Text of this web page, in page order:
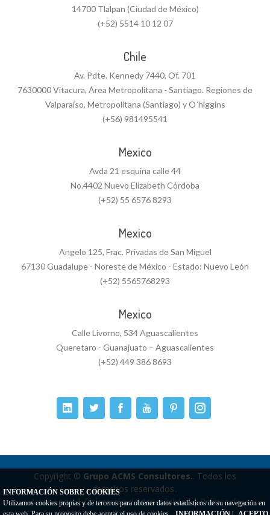
14700 Tlalpan (Ciudad de México)
(+52) 5514 10 12 07
Chile
Av. Pdte. Kennedy 7440, Of. 701
7630000 Vitacura, Área Metropolitana - Santiago. Regiones de
Valparaíso, Metropolitana (Santiago) y O´higgins
(+56) 981495541
Mexico
Avda 21 esquina calle 44
No.4402 Nuevo Elizabeth Córdoba
(+52) 55 6576 8293
Mexico
Angelo 125, Frac. Privadas de San Miguel
67130 Guadalupe - Noreste de México - Estado: Nuevo León
(+52) 5565768293
Mexico
Calle Livorno, 534 Aguascalientes
Queretaro - Guanajuato – Aguascalientes
(+52) 449 386 8693
Copyright © Grupo ACMS Consultores.. Todos los
derechos reservados..
Aviso Legal|Delaración de Accesibilidad|Política de
INFORMACIÓN SOBRE COOKIES
Utilizamos cookies propias y de terceros para obtener datos estadísticos de su navegación en